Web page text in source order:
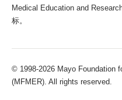
Medical Education and
标。
© 1998-2026 Mayo Foundation
(MFMER). All rights reserved.